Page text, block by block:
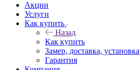
Акции
Услуги
Как купить
Назад
Как купить
Замер, доставка, установка
Гарантия